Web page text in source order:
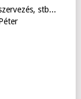
stb...